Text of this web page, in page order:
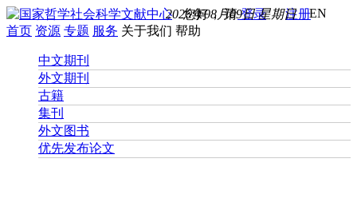
您好， 请登录 注册EN
2026年08月09日 星期日
首页 资源 专题 服务 关于我们 帮助
中文期刊
外文期刊
古籍
集刊
外文图书
优先发布论文